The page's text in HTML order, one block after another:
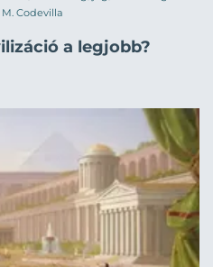
Codevilla
a legjobb?